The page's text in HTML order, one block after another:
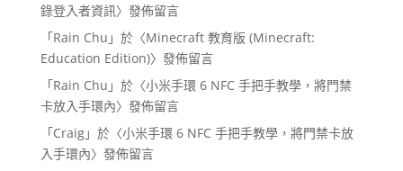
錄登入者資訊〉發佈留言
「Rain Chu 」於〈Minecraft 教育版 (Minecraft:
Education Edition)〉發佈留言
「Rain Chu 」於〈小米手環 6 NFC 手把手教學，將門禁
卡放入手環內〉發佈留言
「Craig」於〈小米手環 6 NFC 手把手教學，將門禁卡放
入手環內〉發佈留言